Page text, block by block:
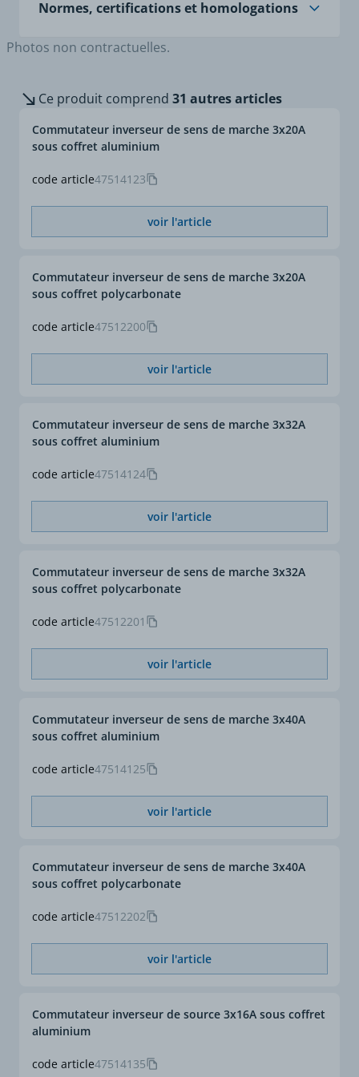
Normes, certifications et homologations
Normes
Règles générales
IEC 60947-3 Appareillage
à basse tension - Partie 3
combinés-fusibles
IEC 60947-5-1
Appareillage à basse
appareils et éléments de
commutation pour
circuits de commande
Photos non contractuelles.
Ce produit comprend 31 autres articles
code article47514123
Commutateur inverseur de sens de marche 3x20A
sous coffret aluminium
voir l'article
code article47512200
Commutateur inverseur de sens de marche 3x20A
sous coffret polycarbonate
voir l'article
code article47514124
Commutateur inverseur de sens de marche 3x32A
sous coffret aluminium
voir l'article
code article47512201
Commutateur inverseur de sens de marche 3x32A
sous coffret polycarbonate
voir l'article
code article47514125
Commutateur inverseur de sens de marche 3x40A
sous coffret aluminium
voir l'article
code article47512202
Commutateur inverseur de sens de marche 3x40A
sous coffret polycarbonate
voir l'article
code article47514135
Commutateur inverseur de source 3x16A sous coffret
aluminium